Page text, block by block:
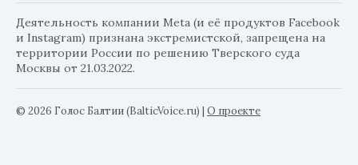
Деятельность компании Meta (и её продуктов Facebook
и Instagram) признана экстремистской, запрещена на
территории России по решению Тверского суда
Москвы от 21.03.2022.
© 2026 Голос Балтии (BalticVoice.ru) | О проекте